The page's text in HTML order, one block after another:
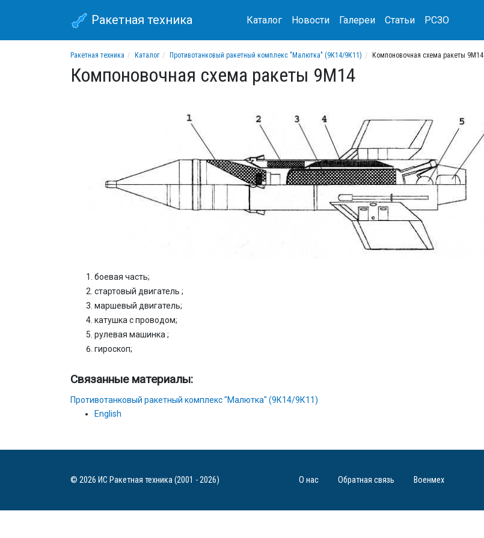
Ракетная техника Каталог Новости Галереи Статьи РСЗО
Ракетная техника Каталог Противотанковый ракетный комплекс "Малютка" (9К14/9К11) Компоновочная схема ракеты 9М14
Компоновочная схема ракеты 9М14
боевая часть;
стартовый двигатель ;
маршевый двигатель;
катушка с проводом;
рулевая машинка ;
гироскоп;
Связанные материалы:
Противотанковый ракетный комплекс "Малютка" (9К14/9К11)
English
© 2026 ИС Ракетная техника (2001 - 2026) О нас Обратная связь Военмех